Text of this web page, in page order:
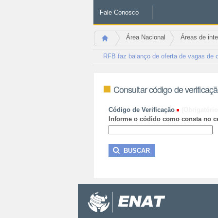
Fale Conosco
Área Nacional Áreas de
RFB faz balanço de oferta de vagas de
Consultar código de
Código de Verificação
Informe o códido como consta no